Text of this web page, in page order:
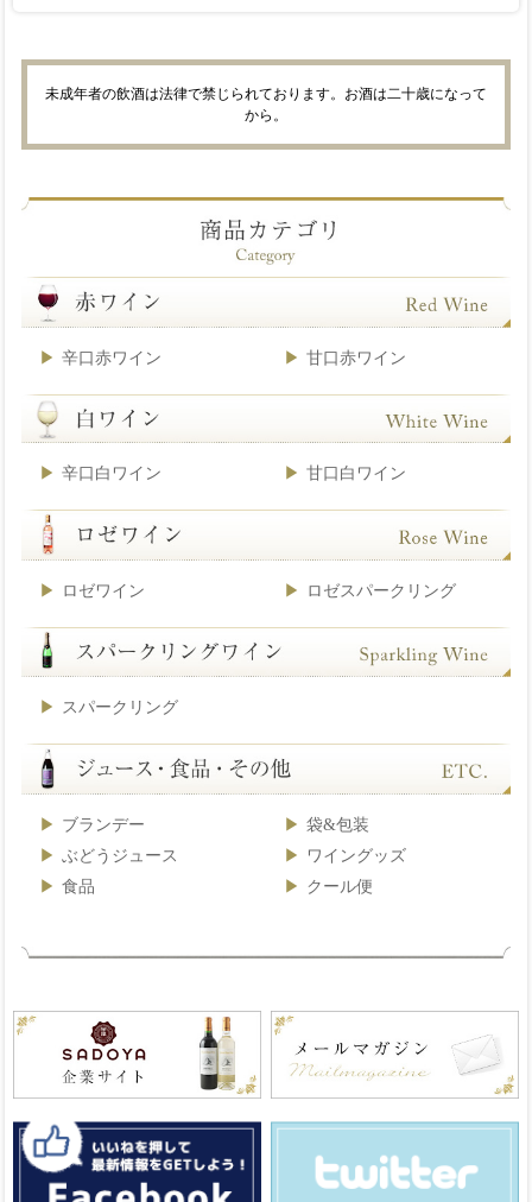
未成年者の飲酒は法律で禁じられております。お酒は二十歳になって
から。
辛口赤ワイン 甘口赤ワイン
辛口白ワイン 甘口白ワイン
ロゼワイン ロゼスパークリング
スパークリング
ブランデー
袋&包装
ぶどうジュース
ワイングッズ
食品
クール便